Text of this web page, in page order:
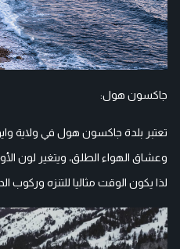
جاكسون هول:
تعتبر بلدة جاكسون هول في ولاية
وعشاق الهواء الطلق، ويتغير لون
لذا يكون الوقت مثاليا للتنزه وركوب